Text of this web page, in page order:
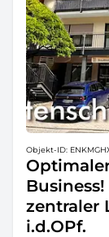
Objekt-ID:
zentraler
i.d.OPf.